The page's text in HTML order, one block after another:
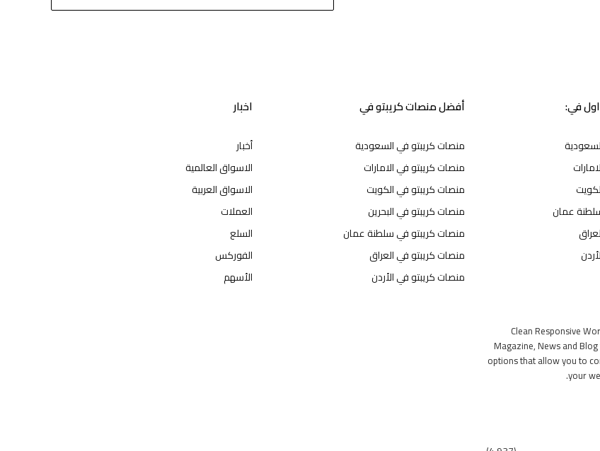
في:
عمان
Clean Responsive
Magazine, News and
options that allow you to
your
أفضل منصات كريبتو في
منصات كريبتو في السعودية
منصات كريبتو في الامارات
منصات كريبتو في الكويت
منصات كريبتو في البحرين
منصات كريبتو في سلطنة عمان
منصات كريبتو في العراق
منصات كريبتو في الأردن
اخبار
أخبار
الاسواق العالمية
الاسواق العربية
العملات
السلع
الفوركس
الأسهم